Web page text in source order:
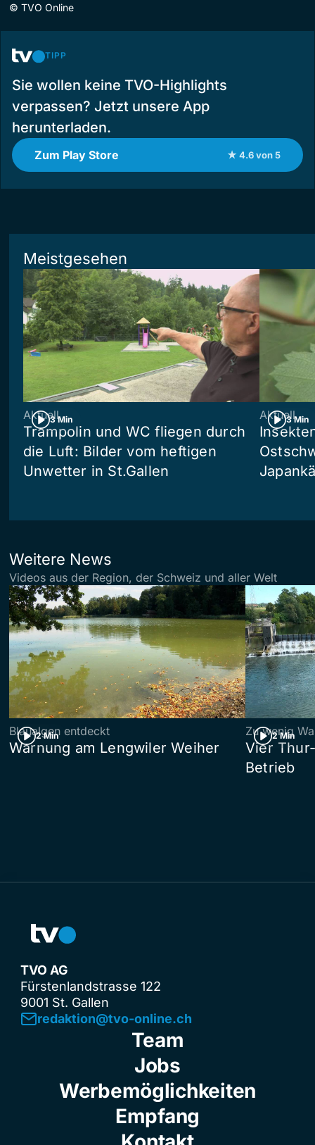
© TVO Online
TIPP
Sie wollen keine TVO-Highlights
verpassen? Jetzt unsere App
herunterladen.
Zum Play Store ★ 4.6 von 5
Meistgesehen
3 Min
Aktuell
Trampolin und WC fliegen durch
die Luft: Bilder vom heftigen
Unwetter in St.Gallen
3 Min
Aktuell
Weitere News
Videos aus der Region, der Schweiz und aller Welt
2 Min
Blaualgen entdeckt
Warnung am Lengwiler Weiher
2 Min
Zu wenig
Vier
Betrieb
TVO AG
Fürstenlandstrasse 122
9001 St. Gallen
redaktion@tvo-online.ch
Team
Jobs
Werbemöglichkeiten
Empfang